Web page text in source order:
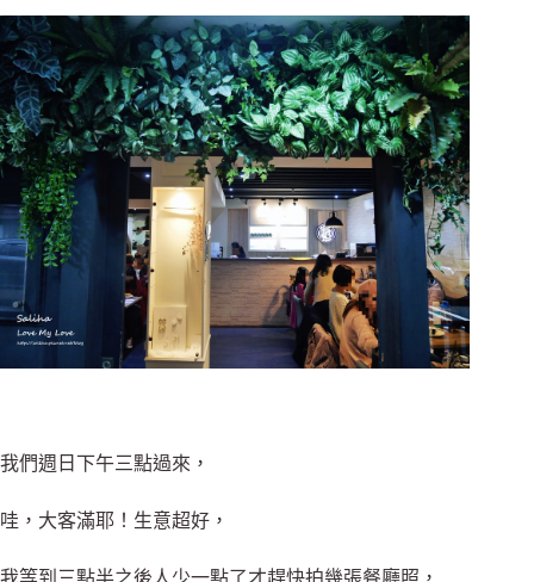
我們週日下午三點過來，
哇，大客滿耶！生意超好，
我等到三點半之後人少一點了才趕快拍幾張餐廳照，